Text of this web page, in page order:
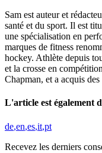
Sam est auteur et
santé et du sport. Il est
une spécialisation en
marques de fitness
hockey. Athlète depuis
et la crosse en
Chapman, et a acquis
L'article est également
de en es it pt
Recevez les derniers